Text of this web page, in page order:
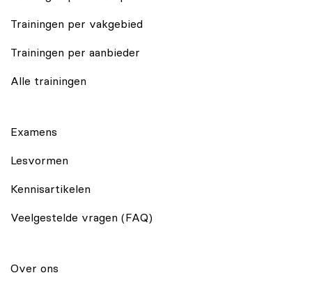
Trainingen per vakgebied
Trainingen per aanbieder
Alle trainingen
Examens
Lesvormen
Kennisartikelen
Veelgestelde vragen (FAQ)
Over ons